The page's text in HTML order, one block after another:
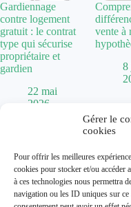
Gérer le
cookies
Pour offrir les meilleures
cookies pour stocker et/ou accéder
à ces technologies nous permettra
navigation ou les ID uniques sur
Gardiennage
contre logement
gratuit : le contrat
type qui sécurise
propriétaire et
gardien
22 mai
2026
vente à
8
Mentions Légales
Plan de site
Contact
À propos